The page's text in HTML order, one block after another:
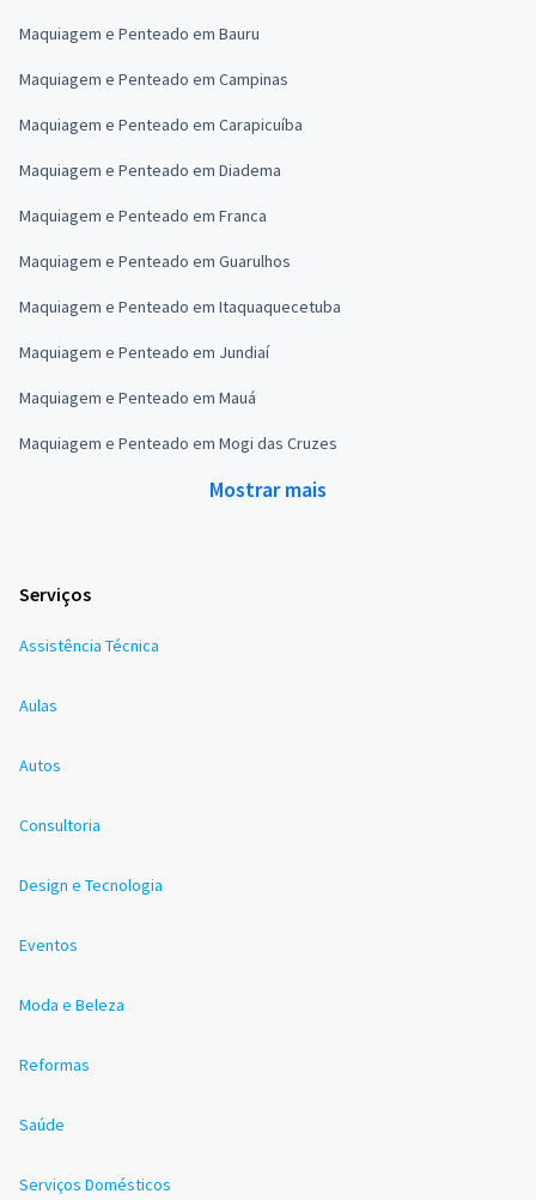
Maquiagem e Penteado em Bauru
Maquiagem e Penteado em Campinas
Maquiagem e Penteado em Carapicuíba
Maquiagem e Penteado em Diadema
Maquiagem e Penteado em Franca
Maquiagem e Penteado em Guarulhos
Maquiagem e Penteado em Itaquaquecetuba
Maquiagem e Penteado em Jundiaí
Maquiagem e Penteado em Mauá
Maquiagem e Penteado em Mogi das Cruzes
Mostrar mais
Serviços
Assistência Técnica
Aulas
Autos
Consultoria
Design e Tecnologia
Eventos
Moda e Beleza
Reformas
Saúde
Serviços Domésticos